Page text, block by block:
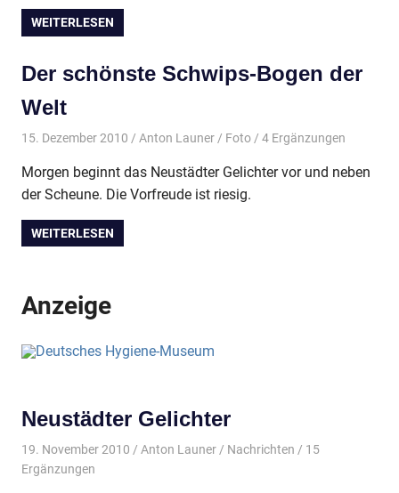
WEITERLESEN
Der schönste Schwips-Bogen der
Welt
15. Dezember 2010 Anton Launer Foto/ 4 Ergänzungen
Morgen beginnt das Neustädter Gelichter vor und neben
der Scheune. Die Vorfreude ist riesig.
WEITERLESEN
Anzeige
Neustädter Gelichter
19. November 2010 Anton Launer Nachrichten / 15
Ergänzungen